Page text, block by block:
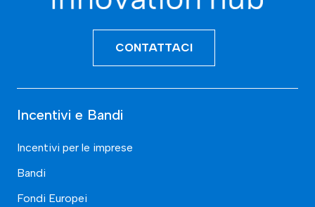
CONTATTACI
Incentivi e Bandi
Incentivi per le imprese
Bandi
Fondi Europei